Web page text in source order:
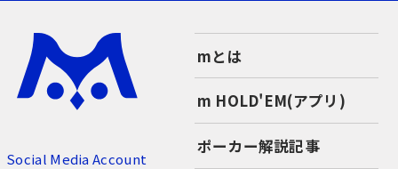
Social Media Account
mとは
m HOLD'EM(アプリ)
ポーカー解説記事